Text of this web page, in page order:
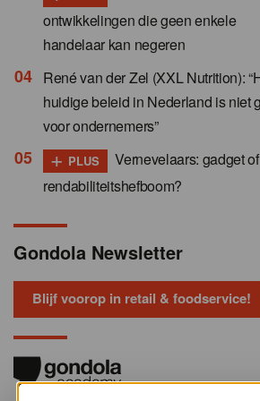
ontwikkelingen die geen enkele
handelaar kan negeren
René van der Zel (XXL Nutrition):
huidige beleid in Nederland is niet
voor ondernemers”
+ PLUS
Vernevelaars: gadget of
rendabiliteitshefboom?
Gondola Newsletter
Blijf voorop in retail & foodservice!